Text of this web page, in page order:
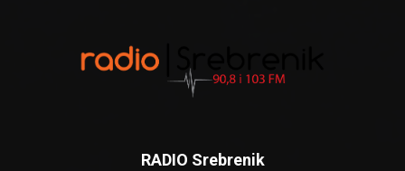
RADIO Srebrenik